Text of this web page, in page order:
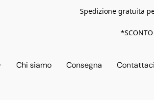
Spedizione gratuita
Chi siamo Consegna Contattaci